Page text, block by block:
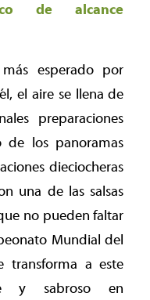
de alcance
esperado por
el aire se llena de
preparaciones
de los panoramas
dieciocheras
una de las salsas
no pueden faltar
Mundial del
transforma a este
y sabroso en